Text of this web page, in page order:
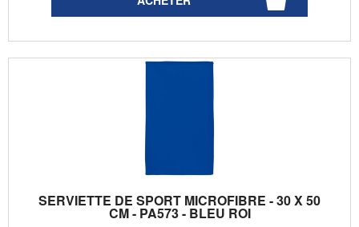
SERVIETTE DE SPORT MICROFIBRE - 30 X 50
CM - PA573 - BLEU ROI